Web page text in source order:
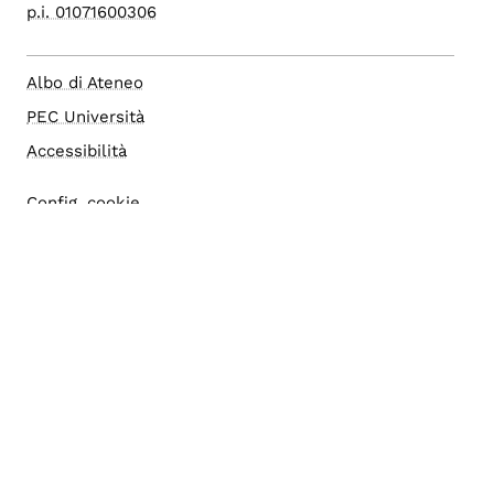
p.i. 01071600306
Albo di Ateneo
PEC Università
Accessibilità
Config. cookie